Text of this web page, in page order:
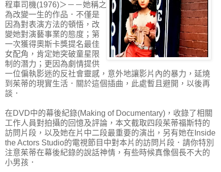
程車司機(1976)＞－－她稱之
為改變一生的作品．不僅是
因為對表演方法的頓悟，改
變她對演藝事業的態度；第
一次獲得奧斯卡獎提名最佳
女配角，肯定她突破童星限
制的潛力；更因為劇情提供
一位偏執影迷的反社會靈感，意外地讓影片內的暴力，延燒
到茱蒂的現實生活．關於這個插曲，此處暫且避開，以後再
談．
在DVD中的幕後紀錄(Making of Documentary)，收錄了相關
工作人員對拍攝的回憶及評論，本文截取四段茱蒂福斯特的
訪問片段，以及她在片中二段最重要的演出，另有她在Inside
the Actors Studio的電視節目中對本片的訪問片段．請你特別
注意茱蒂在幕後紀錄的說話神情，有些時候真像個長不大的
小男孩．